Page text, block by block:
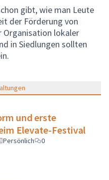
gibt, wie man Leute
der Förderung von
Organisation lokaler
in Siedlungen sollten
und erste
Elevate-Festival
Persönlich 0